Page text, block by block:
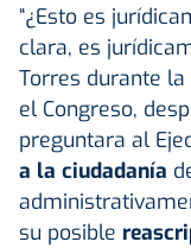
“¿Esto es
clara, es
Torres durante la
el Congreso,
preguntara al
a la ciudadanía
su posible